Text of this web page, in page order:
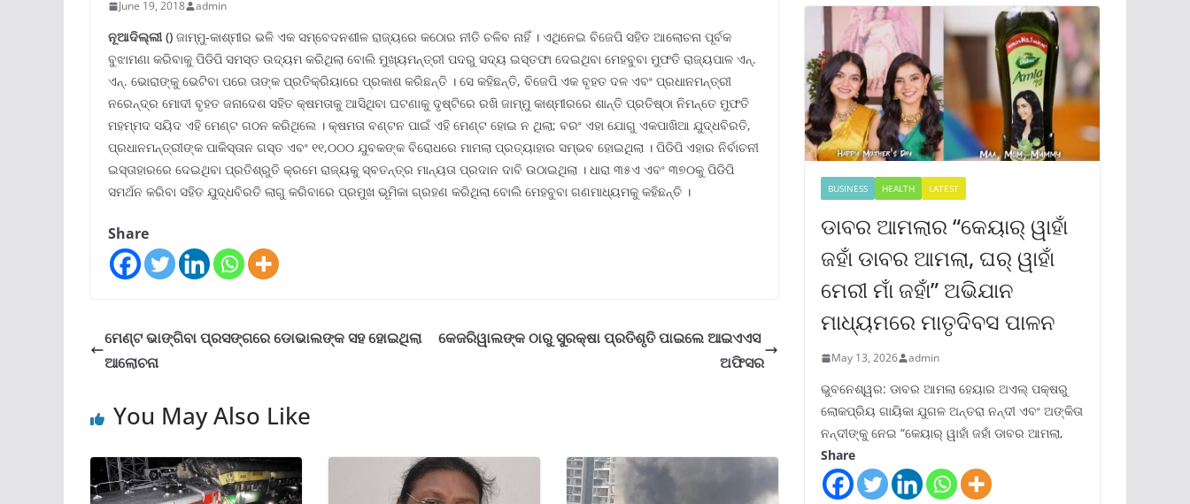
June 19, 2018 admin
ନୂଆଦିଲ୍ଲୀ () ଜାମ୍ମୁ-କାଶ୍ମୀର ଭଳି ଏକ ସମ୍ବେଦନଶୀଳ ରାଜ୍ୟରେ କଠୋର ନୀତି ଚଳିବ ନାହିଁ । ଏଥିନେଇ ବିଜେପି ସହିତ ଆଲୋଚନା ପୂର୍ବକ
ବୁଝାମଣା କରିବାକୁ ପିଡିପି ସମସ୍ତ ଉଦ୍ୟମ କରିଥିଲା ବୋଲି ମୁଖ୍ୟମନ୍ତ୍ରୀ ପଦରୁ ସଦ୍ୟ ଇସ୍ତଫା ଦେଇଥିବା ମେହବୁବା ମୁଫତି ରାଜ୍ୟପାଳ ଏନ୍.
ଏନ୍. ଭୋରାଙ୍କୁ ଭେଟିବା ପରେ ତାଙ୍କ ପ୍ରତିକ୍ରିୟାରେ ପ୍ରକାଶ କରିଛନ୍ତି । ସେ କହିଛନ୍ତି, ବିଜେପି ଏକ ବୃହତ ଦଳ ଏବଂ ପ୍ରଧାନମନ୍ତ୍ରୀ
ନରେନ୍ଦ୍ର ମୋଦୀ ବୃହତ ଜନାଦେଶ ସହିତ କ୍ଷମତାକୁ ଆସିଥିବା ଘଟଣାକୁ ଦୃଷ୍ଟିରେ ରଖି ଜାମ୍ମୁ କାଶ୍ମୀରରେ ଶାନ୍ତି ପ୍ରତିଷ୍ଠା ନିମନ୍ତେ ମୁଫତି
ମହମ୍ମଦ ସୟିଦ ଏହି ମେଣ୍ଟ ଗଠନ କରିଥିଲେ । କ୍ଷମତା ବଣ୍ଟନ ପାଇଁ ଏହି ମେଣ୍ଟ ହୋଇ ନ ଥିଲା; ବରଂ ଏହା ଯୋଗୁ ଏକପାଖିଆ ଯୁଦ୍ଧବିରତି,
ପ୍ରଧାନମନ୍ତ୍ରୀଙ୍କ ପାକିସ୍ତାନ ଗସ୍ତ ଏବଂ ୧୧,୦୦୦ ଯୁବକଙ୍କ ବିରୋଧରେ ମାମଲା ପ୍ରତ୍ୟାହାର ସମ୍ଭବ ହୋଇଥିଲା । ପିଡିପି ଏହାର ନିର୍ବାଚନୀ
ଇସ୍ତାହାରରେ ଦେଇଥିବା ପ୍ରତିଶ୍ରୁତି କ୍ରମେ ରାଜ୍ୟକୁ ସ୍ବତନ୍ତ୍ର ମାନ୍ୟତା ପ୍ରଦାନ ଦାବି ଉଠାଇଥିଲା । ଧାରା ୩୫ଏ ଏବଂ ୩୭୦କୁ ପିଡିପି
ସମର୍ଥନ କରିବା ସହିତ ଯୁଦ୍ଧବିରତି ଲାଗୁ କରିବାରେ ପ୍ରମୁଖ ଭୂମିକା ଗ୍ରହଣ କରିଥିଲା ବୋଲି ମେହବୁବା ଗଣମାଧ୍ୟମକୁ କହିଛନ୍ତି ।
Share
ମେଣ୍ଟ ଭାଙ୍ଗିବା ପ୍ରସଙ୍ଗରେ ଡୋଭାଲଙ୍କ ସହ ହୋଇଥିଲା
ଆଲୋଚନା
କେଜରିୱାଲଙ୍କ ଠାରୁ ସୁରକ୍ଷା ପ୍ରତିଶୃତି ପାଇଲେ ଆଇଏଏସ
ଅଫିସର
You May Also Like
BUSINESS HEALTH LATEST
ଡାବର ଆମଲାର “କେୟାର୍ ୱାହାଁ
ଜହାଁ ଡାବର ଆମଲା, ଘର୍ ୱାହାଁ
ମେରୀ ମାଁ ଜହାଁ” ଅଭିଯାନ
ମାଧ୍ୟମରେ ମାତୃଦିବସ ପାଳନ
May 13, 2026 admin
ଭୁବନେଶ୍ୱର: ଡାବର ଆମଲା ହେୟାର ଅଏଲ୍ ପକ୍ଷରୁ
ଲୋକପ୍ରିୟ ଗାୟିକା ଯୁଗଳ ଅନ୍ତରା ନନ୍ଦୀ ଏବଂ ଅଙ୍କିତା
ନନ୍ଦୀଙ୍କୁ ନେଇ “କେୟାର୍ ୱାହାଁ ଜହାଁ ଡାବର ଆମଲା,
Share